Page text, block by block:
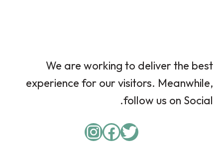
We are working to deliver the best
experience for our visitors. Meanwhile,
follow us on Social.
Twitter
Facebook
Instagram